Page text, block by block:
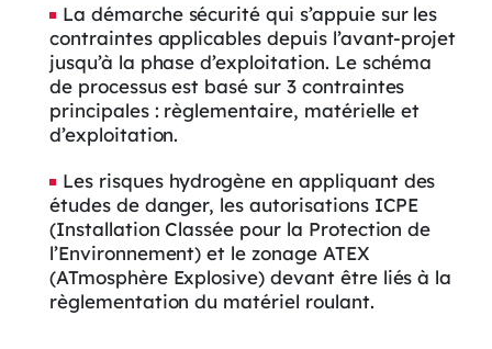
La démarche sécurité qui s’appuie sur les
contraintes applicables depuis l’avant-projet
jusqu’à la phase d’exploitation. Le schéma
de processus est basé sur 3 contraintes
principales : règlementaire, matérielle et
d’exploitation.
Les risques hydrogène en appliquant des
études de danger, les autorisations ICPE
(Installation Classée pour la Protection de
l’Environnement) et le zonage ATEX
(ATmosphère Explosive) devant être liés à la
règlementation du matériel roulant.